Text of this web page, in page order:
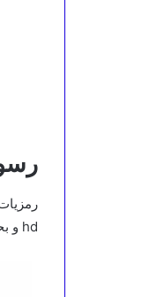
hd و بحجم كبير، خالية من الكتابة و تصلح لبرامج الكتابة على الصور.